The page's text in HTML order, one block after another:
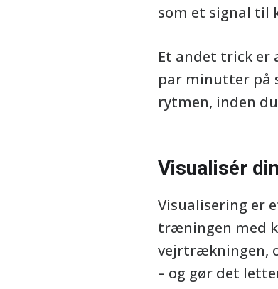
som et signal til
Et andet trick er
par minutter på
rytmen, inden
Visualisér
Visualisering er
træningen med
vejrtrækningen,
– og gør det